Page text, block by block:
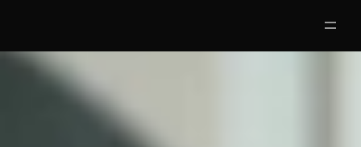
Partners
Clases Gratis